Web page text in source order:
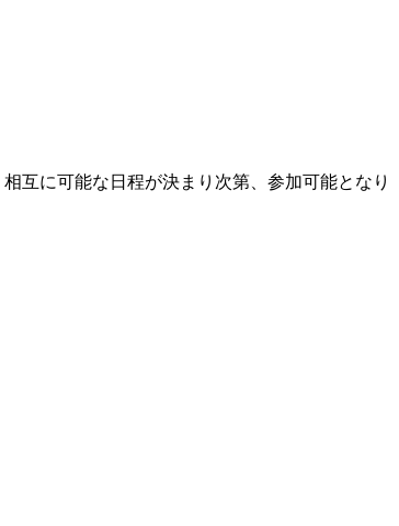
互に可能な日程が決まり次第、参加可能となり